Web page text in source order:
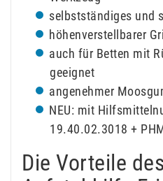
selbstständiges und
höhenverstellbarer
auch für Betten mit
geeignet
angenehmer
NEU: mit
19.40.02.3018 +
Die Vorteile